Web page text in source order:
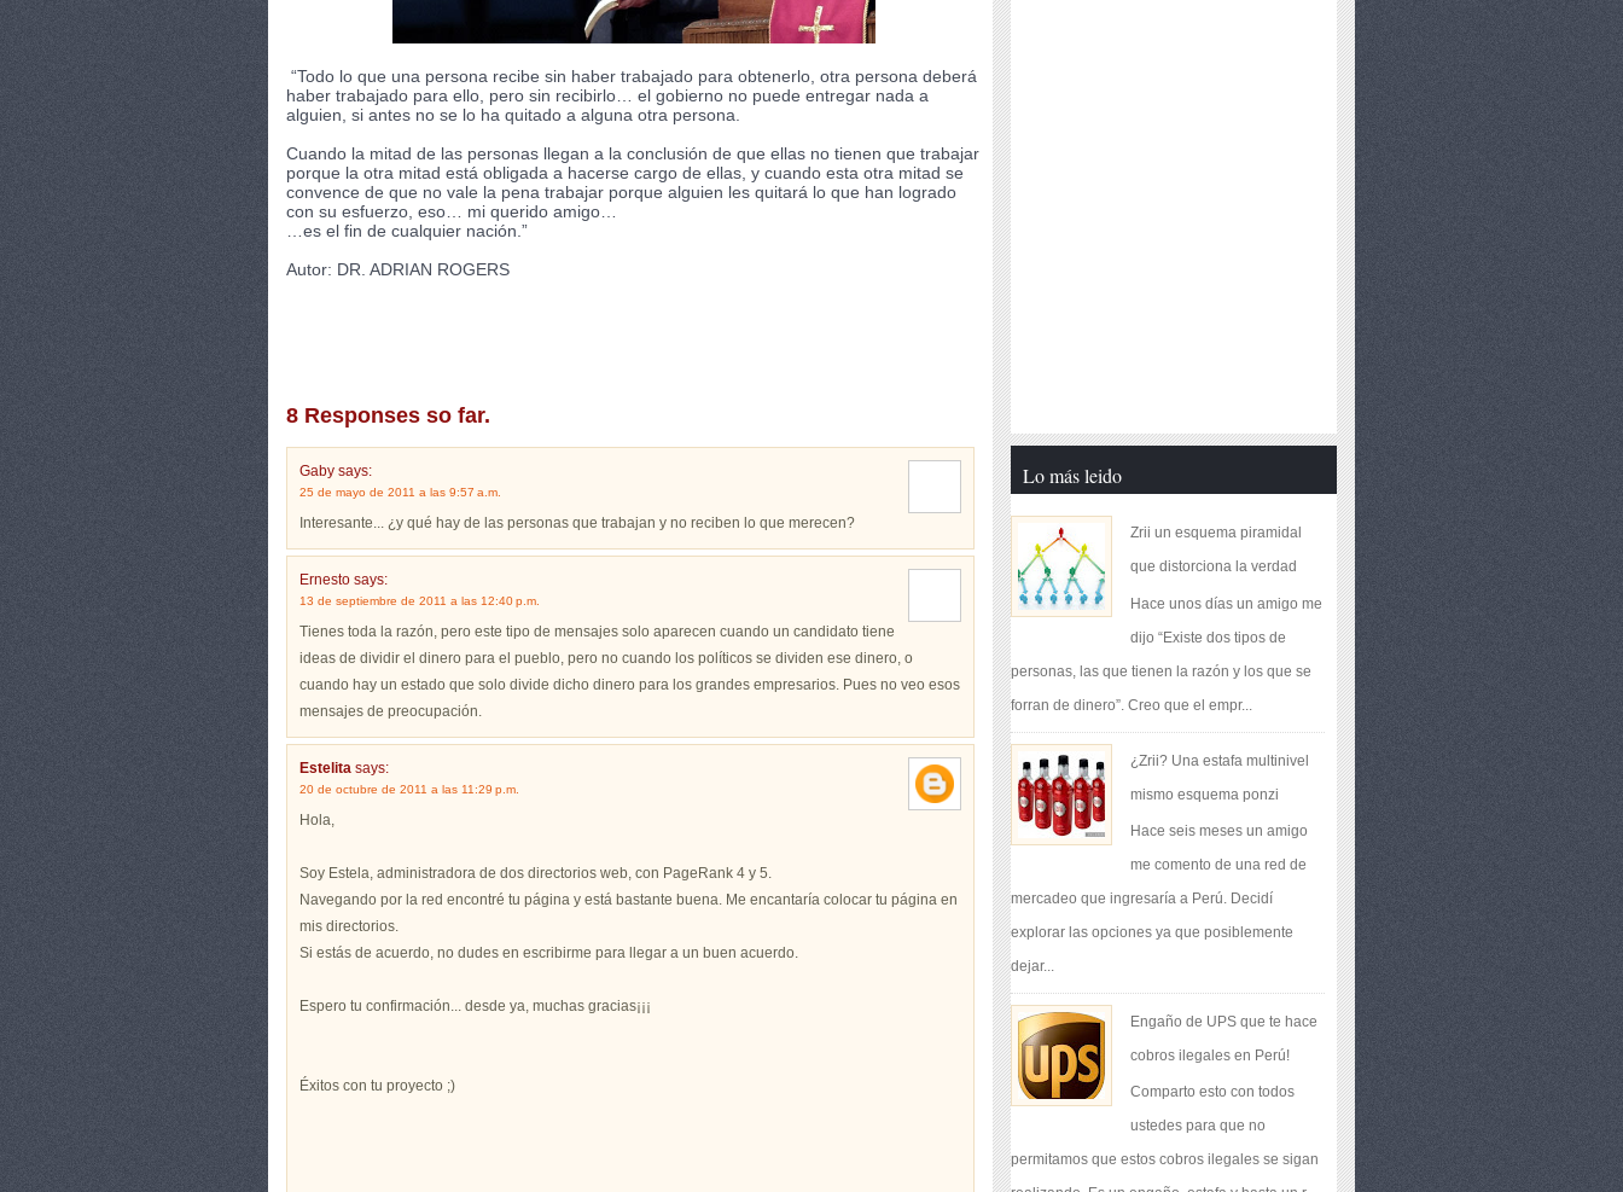
“Todo lo que una persona recibe sin haber trabajado para obtenerlo, otra persona deberá
haber trabajado para ello, pero sin recibirlo… el gobierno no puede entregar nada a
alguien, si antes no se lo ha quitado a alguna otra persona.
Cuando la mitad de las personas llegan a la conclusión de que ellas no tienen que trabajar
porque la otra mitad está obligada a hacerse cargo de ellas, y cuando esta otra mitad se
convence de que no vale la pena trabajar porque alguien les quitará lo que han logrado
con su esfuerzo, eso… mi querido amigo…
…es el fin de cualquier nación.”
Autor: DR. ADRIAN ROGERS
8 Responses so far.
Gaby says:
25 de mayo de 2011 a las 9:57 a.m.
Interesante... ¿y qué hay de las personas que trabajan y no reciben lo que merecen?
Ernesto says:
13 de septiembre de 2011 a las 12:40 p.m.
Tienes toda la razón, pero este tipo de mensajes solo aparecen cuando un candidato tiene
ideas de dividir el dinero para el pueblo, pero no cuando los políticos se dividen ese dinero, o
cuando hay un estado que solo divide dicho dinero para los grandes empresarios. Pues no veo esos
mensajes de preocupación.
Estelita says:
20 de octubre de 2011 a las 11:29 p.m.
Hola,
Soy Estela, administradora de dos directorios web, con PageRank 4 y 5.
Navegando por la red encontré tu página y está bastante buena. Me encantaría colocar tu página en
mis directorios.
Si estás de acuerdo, no dudes en escribirme para llegar a un buen acuerdo.
Espero tu confirmación... desde ya, muchas gracias¡¡¡
Éxitos con tu proyecto ;)
Lo más leido
Zrii un esquema piramidal
que distorciona la verdad
Hace unos días un amigo me
dijo “Existe dos tipos de
personas, las que tienen la razón y los que se
forran de dinero”. Creo que el empr...
¿Zrii? Una estafa multinivel
mismo esquema ponzi
Hace seis meses un amigo
me comento de una red de
mercadeo que ingresaría a Perú. Decidí
explorar las opciones ya que posiblemente
dejar...
Engaño de UPS que te hace
cobros ilegales en Perú!
Comparto esto con todos
ustedes para que no
permitamos que estos cobros ilegales se sigan